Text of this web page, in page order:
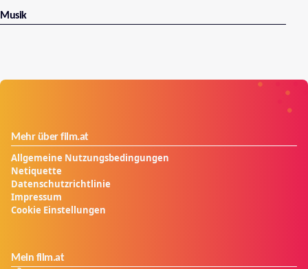
Musik
Mehr über film.at
Allgemeine Nutzungsbedingungen
Netiquette
Datenschutzrichtlinie
Impressum
Cookie Einstellungen
Mein film.at